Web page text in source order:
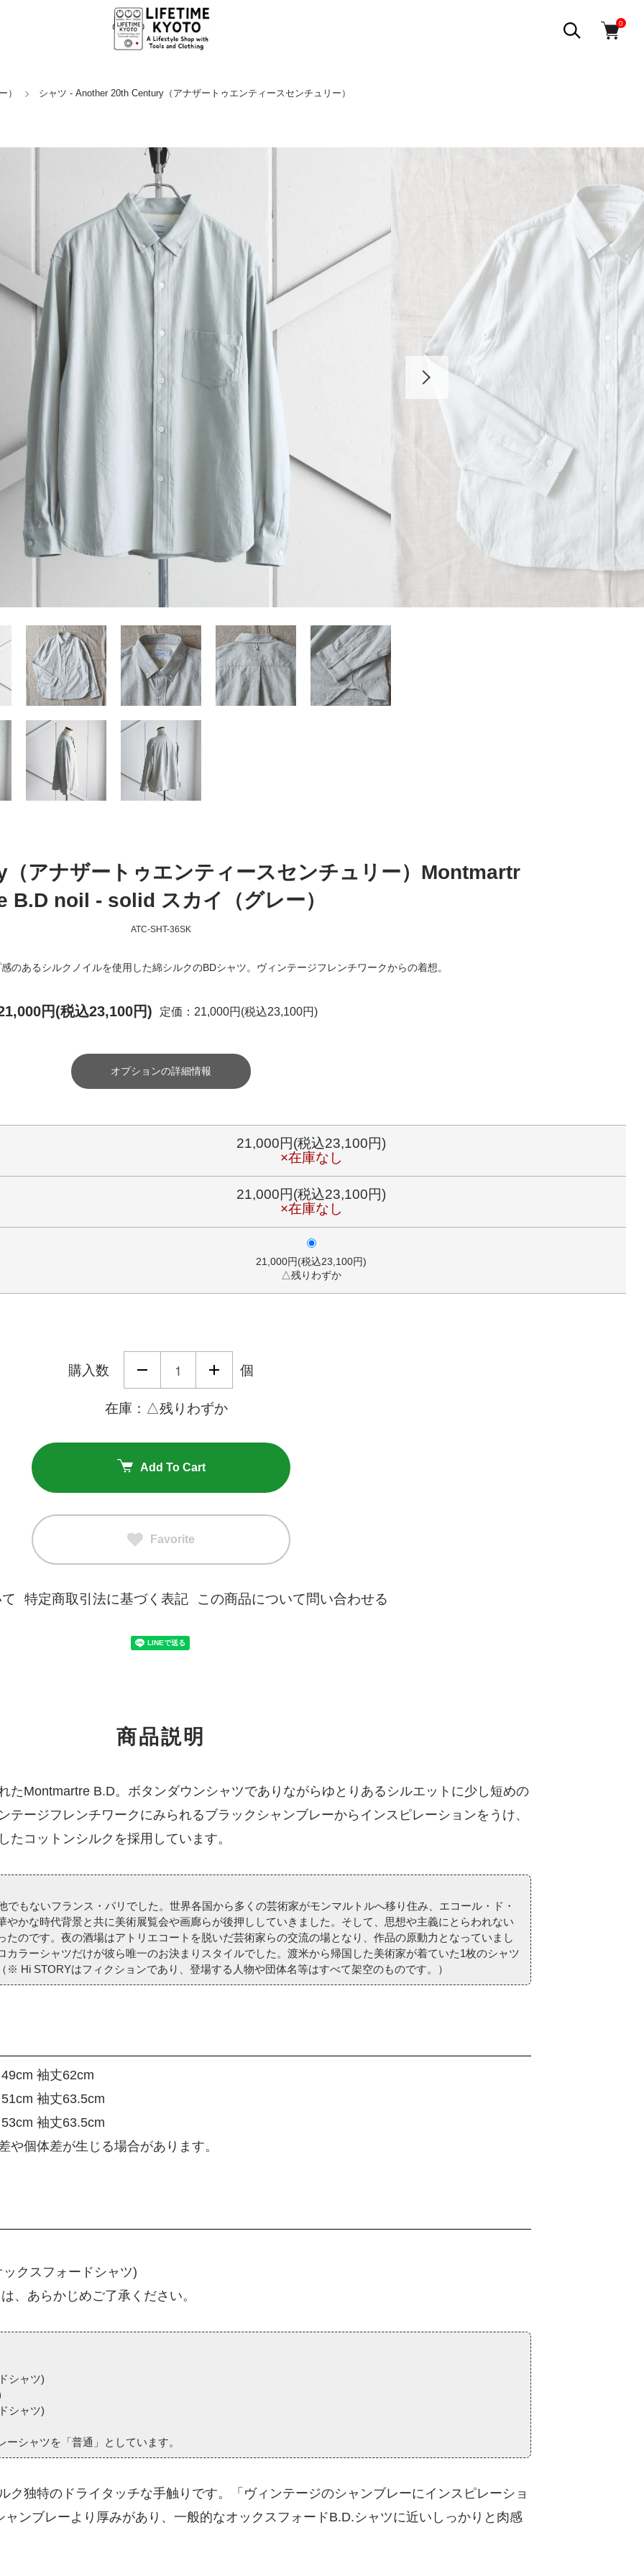
0
） シャツ - Another 20th Century（アナザートゥエンティースセンチュリー）
アナザートゥエンティースセンチュリー）Montmartr
B.D noil - solid スカイ（グレー）
ATC-SHT-36SK
のあるシルクノイルを使用した綿シルクのBDシャツ。ヴィンテージフレンチワークからの着想。
円(税込23,100円) 定価：21,000円(税込23,100円)
オプションの詳細情報
21,000円(税込23,100円)
×在庫なし
21,000円(税込23,100円)
×在庫なし
21,000円(税込23,100円)
△残りわずか
購入数 個
在庫：△残りわずか
Add To Cart
Favorite
特定商取引法に基づく表記 この商品について問い合わせる
商品説明
Montmartre B.D。ボタンダウンシャツでありながらゆとりあるシルエットに少し短めの
テージフレンチワークにみられるブラックシャンブレーからインスピレーションをうけ、
コットンシルクを採用しています。
もないフランス・パリでした。世界各国から多くの芸術家がモンマルトルへ移り住み、エコール・ド・
やかな時代背景と共に美術展覧会や画廊らが後押ししていきました。そして、思想や主義にとらわれない
のです。夜の酒場はアトリエコートを脱いだ芸術家らの交流の場となり、作品の原動力となっていまし
カラーシャツだけが彼ら唯一のお決まりスタイルでした。渡米から帰国した美術家が着ていた1枚のシャツ
Hi STORYはフィクションであり、登場する人物や団体名等はすべて架空のものです。）
袖丈62cm
袖丈63.5cm
袖丈63.5cm
個体差が生じる場合があります。
スフォードシャツ)
、あらかじめご了承ください。
シャツ)
シャツ)
シャツを「普通」としています。
独特のドライタッチな手触りです。「ヴィンテージのシャンブレーにインスピレーショ
ンブレーより厚みがあり、一般的なオックスフォードB.D.シャツに近いしっかりと肉感